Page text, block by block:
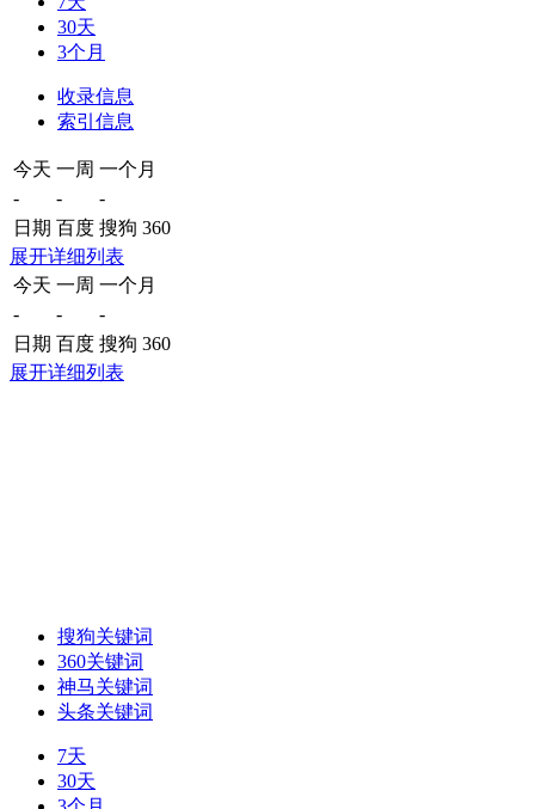
30天
3个月
收录信息
索引信息
今天 一周 一个月
-
-
-
日期 百度 搜狗 360
展开详细列表
今天 一周 一个月
-
-
-
日期 百度 搜狗 360
展开详细列表
搜狗关键词
360关键词
神马关键词
头条关键词
7天
30天